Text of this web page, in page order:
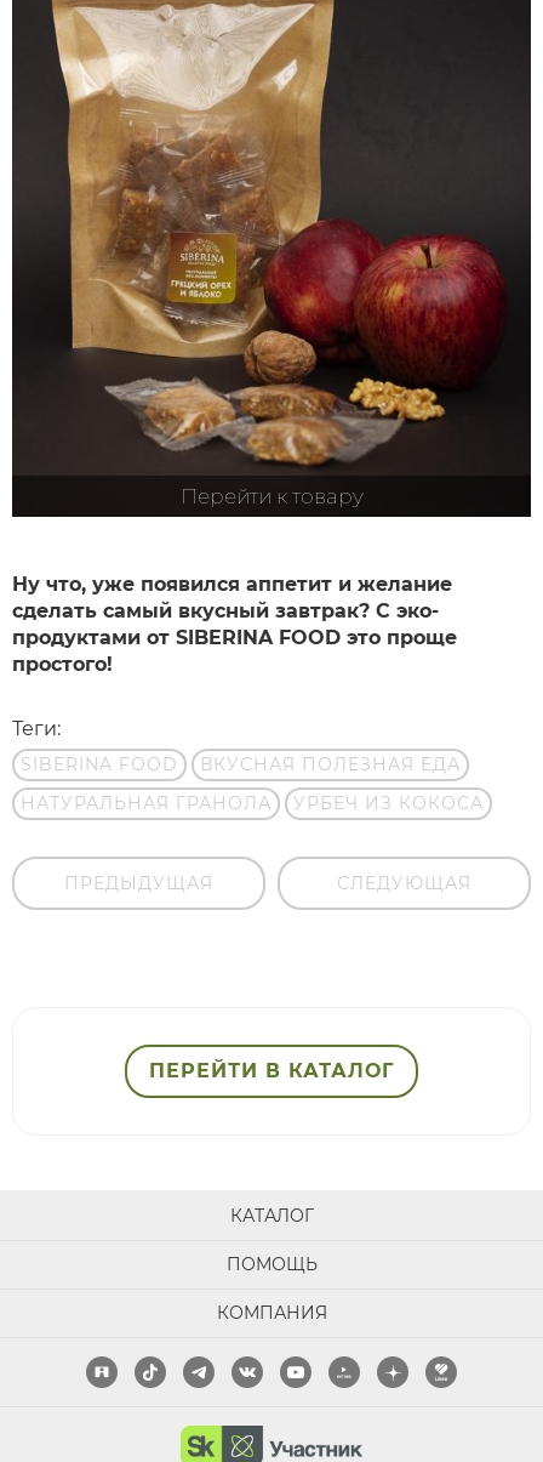
Перейти к товару
Ну что, уже появился аппетит и желание
сделать самый вкусный завтрак? С эко-
продуктами от SIBERINA FOOD это проще
простого!
Теги:
SIBERINA FOOD
ВКУСНАЯ ПОЛЕЗНАЯ ЕДА
НАТУРАЛЬНАЯ ГРАНОЛА
УРБЕЧ ИЗ КОКОСА
ПРЕДЫДУЩАЯ СЛЕДУЮЩАЯ
ПЕРЕЙТИ В КАТАЛОГ
КАТАЛОГ
ПОМОЩЬ
КОМПАНИЯ